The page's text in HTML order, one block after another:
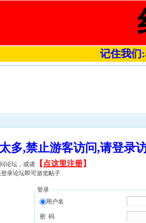
记住我们
太多,禁止游客访问,请登
论坛，或请 【 点这里注册】
录论坛即可游览帖子
登录
用户名
密 码